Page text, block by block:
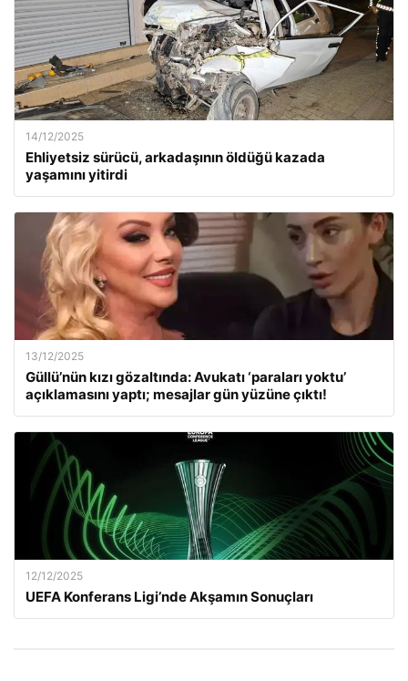
14/12/2025
Ehliyetsiz sürücü, arkadaşının öldüğü kazada
yaşamını yitirdi
13/12/2025
Güllü’nün kızı gözaltında: Avukatı ‘paraları yoktu’
açıklamasını yaptı; mesajlar gün yüzüne çıktı!
12/12/2025
UEFA Konferans Ligi’nde Akşamın Sonuçları